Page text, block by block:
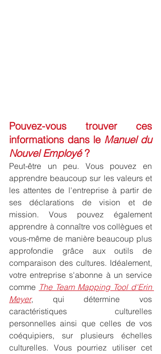
Pouvez-vous trouver ces
informations dans le Manuel du
Nouvel Employé ?
Peut-être un peu. Vous pouvez en
apprendre beaucoup sur les valeurs et
les attentes de l'entreprise à partir de
ses déclarations de vision et de
mission. Vous pouvez également
apprendre à connaître vos collègues et
vous-même de manière beaucoup plus
approfondie grâce aux outils de
comparaison des cultures. Idéalement,
votre entreprise s'abonne à un service
comme The Team Mapping Tool d'Erin
Meyer, qui détermine vos
caractéristiques culturelles
personnelles ainsi que celles de vos
coéquipiers, sur plusieurs échelles
culturelles. Vous pourriez utiliser cet